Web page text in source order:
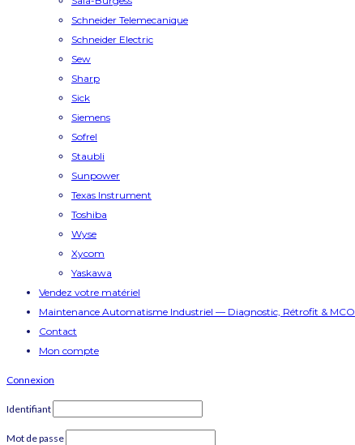
Schneider Telemecanique
Schneider Electric
Sew
Sharp
Sick
Siemens
Sofrel
Staubli
Sunpower
Texas Instrument
Toshiba
Wyse
Xycom
Yaskawa
Vendez votre matériel
Maintenance Automatisme Industriel — Diagnostic, Rétrofit & MCO
Contact
Mon compte
Connexion
Identifiant
Mot de passe